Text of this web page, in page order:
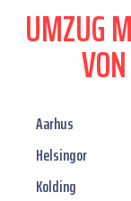
UMZUG
Aarhus
Helsingor
Kolding